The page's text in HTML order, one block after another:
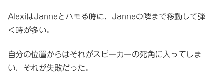
AlexiはJanneとハモる時に、Janneの隣まで移動して弾
く時が多い。
自分の位置からはそれがスピーカーの死角に入ってしま
い、それが失敗だった。